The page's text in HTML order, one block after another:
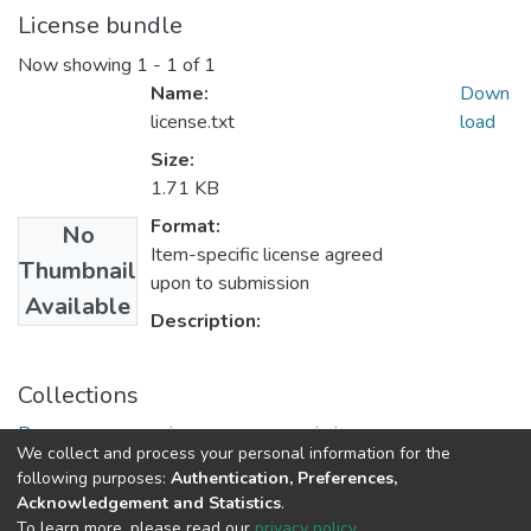
License bundle
Now showing 1 - 1 of 1
No
Thumbnail
Available
Name:
license.txt
Size:
1.71 KB
Format:
Item-specific license agreed
upon to submission
Description:
Down
load
Collections
Ринкова економіка: сучасна теорія і практика
управління
We collect and process your personal information for the
following purposes: Authentication, Preferences,
Acknowledgement and Statistics.